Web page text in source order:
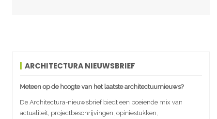
ARCHITECTURA NIEUWSBRIEF
Meteen op de hoogte van het laatste architectuurnieuws?
De Architectura-nieuwsbrief biedt een boeiende mix van
actualiteit, projectbeschrijvingen, opiniestukken,